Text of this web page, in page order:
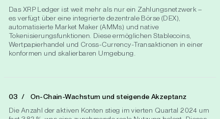
Das XRP Ledger ist weit mehr als nur ein Zahlungsnetzwerk –
es verfügt über eine integrierte dezentrale Börse (DEX),
automatisierte Market Maker (AMMs) und native
Tokenisierungsfunktionen. Diese ermöglichen Stablecoins,
Wertpapierhandel und Cross-Currency-Transaktionen in einer
konformen und skalierbaren Umgebung.
On-Chain-Wachstum und steigende Akzeptanz
Die Anzahl der aktiven Konten stieg im vierten Quartal 2024 um